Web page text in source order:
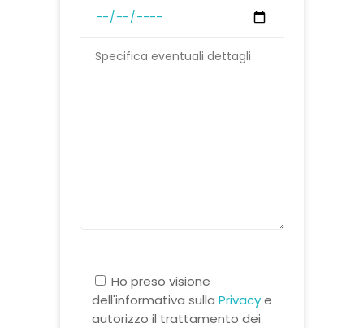
Ho preso visione
dell'informativa sulla Privacye
autorizzo il trattamento dei